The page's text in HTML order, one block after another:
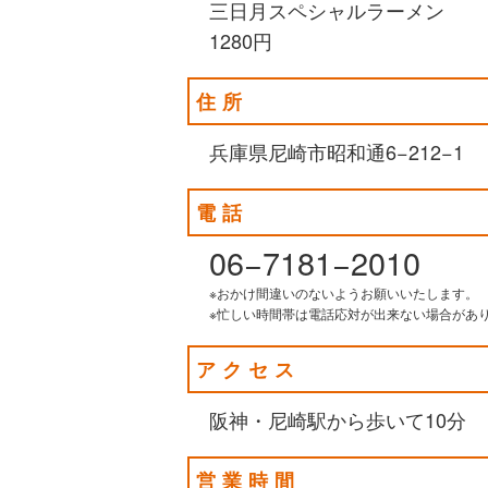
三日月スペシャルラーメン
1280円
住所
兵庫県尼崎市昭和通6−212−1
電話
06−7181−2010
※おかけ間違いのないようお願いいたします。
※忙しい時間帯は電話応対が出来ない場合があ
アクセス
阪神・尼崎駅から歩いて10分
営業時間